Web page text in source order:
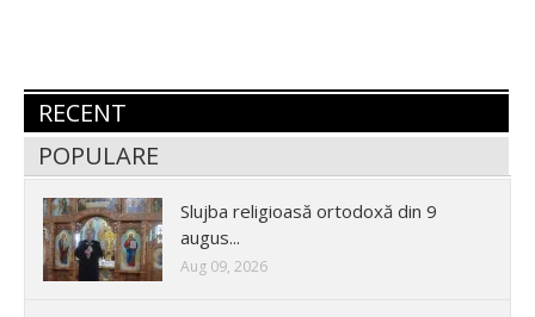
RECENT
POPULARE
Slujba religioasă ortodoxă din 9
augus...
Aug 09, 2026